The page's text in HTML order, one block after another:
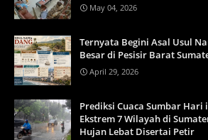
May 04, 2026
Ternyata Begini Asal Usul
Besar di Pesisir Barat
April 29, 2026
Prediksi Cuaca Sumbar Hari
Ekstrem 7 Wilayah di
Hujan Lebat Disertai Petir